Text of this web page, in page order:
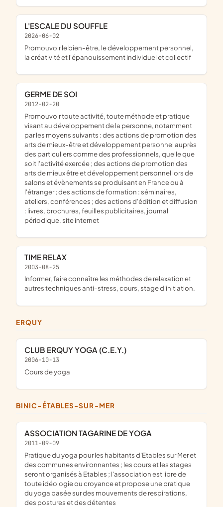
L'ESCALE DU SOUFFLE
2026-06-02
promouvoir le bien-être, le développement personnel,
la créativité et l'épanouissement individuel et collectif
GERME DE SOI
2012-02-20
promouvoir toute activité, toute méthode et pratique
visant au développement de la personne, notamment
par les moyens suivants : des actions de promotion des
arts de mieux-être et développement personnel auprès
des particuliers comme des professionnels, quelle que
soit l'activité exercée ; des actions de promotion des
arts de mieux être et développement personnel lors de
salons et évènements se produisant en France ou à
l'étranger ; des actions de formation : séminaires,
ateliers, conférences ; des actions d'édition et diffusion
: livres, brochures, feuilles publicitaires, journal
périodique, site internet
TIME RELAX
2003-08-25
informer, faire connaître les méthodes de relaxation et
autres techniques anti-stress, cours, stage d'initiation.
ERQUY
CLUB ERQUY YOGA (C.E.Y.)
2006-10-13
cours de yoga
BINIC-ÉTABLES-SUR-MER
ASSOCIATION TAGARINE DE YOGA
2011-09-09
pratique du yoga pour les habitants d'Etables sur Mer et
des communes environnantes ; les cours et les stages
seront organisés à Etables ; l'association est libre de
toute idéologie ou croyance et propose une pratique
du yoga basée sur des mouvements de respirations,
des postures et des détentes